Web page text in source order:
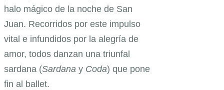
halo mágico de la noche de San
Juan. Recorridos por este impulso
vital e infundidos por la alegría de
amor, todos danzan una triunfal
sardana (Sardana y Coda) que pone
fin al ballet.